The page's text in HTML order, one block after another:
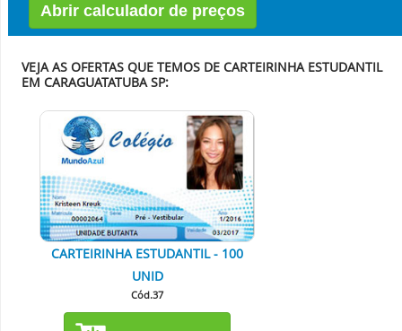
Abrir calculador de preços
VEJA AS OFERTAS QUE TEMOS DE CARTEIRINHA ESTUDANTIL
EM CARAGUATATUBA SP:
CARTEIRINHA ESTUDANTIL - 100
UNID
Cód.37